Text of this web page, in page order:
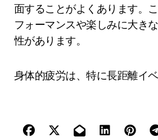
面することがよくあります。
フォーマンスや楽しみに大き
性があります。
身体的疲労は、特に長距離イ